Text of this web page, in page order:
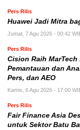
Pers Rilis
Huawei Jadi Mitra
Jumat, 7 Agu 2026 - 00:42
Pers Rilis
Cision Raih
Pemantauan dan
Pers, dan AEO
Kamis, 6 Agu 2026 - 17:00
Pers Rilis
Fair Finance Asia
untuk Sektor Batu